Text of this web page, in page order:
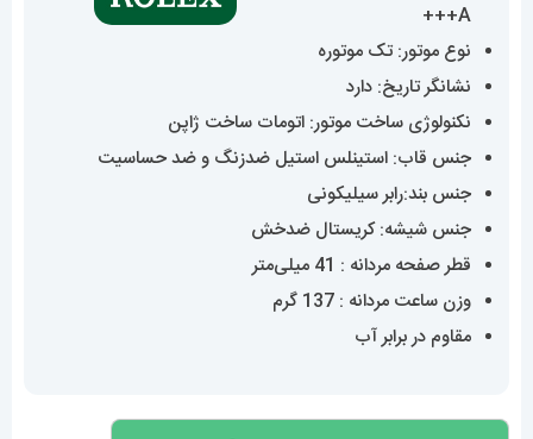
A+++
نوع موتور: تک موتوره
نشانگر تاریخ: دارد
نکنولوژی ساخت موتور: اتومات ساخت ژاپن
جنس قاب: استینلس استیل ضدزنگ و ضد حساسیت
جنس بند:رابر سیلیکونی
جنس شیشه: کریستال ضدخش
قطر صفحه مردانه : 41 میلی‌متر
وزن ساعت مردانه : 137 گرم
مقاوم در برابر آب